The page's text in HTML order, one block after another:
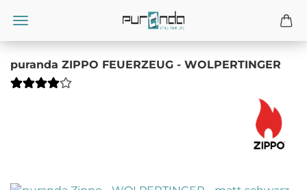
puranda ZIPPO FEUERZEUG - WOLPERTINGER